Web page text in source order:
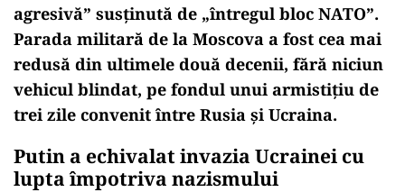
agresivă” susținută de „întregul bloc NATO”.
Parada militară de la Moscova a fost cea mai
redusă din ultimele două decenii, fără niciun
vehicul blindat, pe fondul unui armistițiu de
trei zile convenit între Rusia și Ucraina.
Putin a echivalat invazia Ucrainei cu
lupta împotriva nazismului